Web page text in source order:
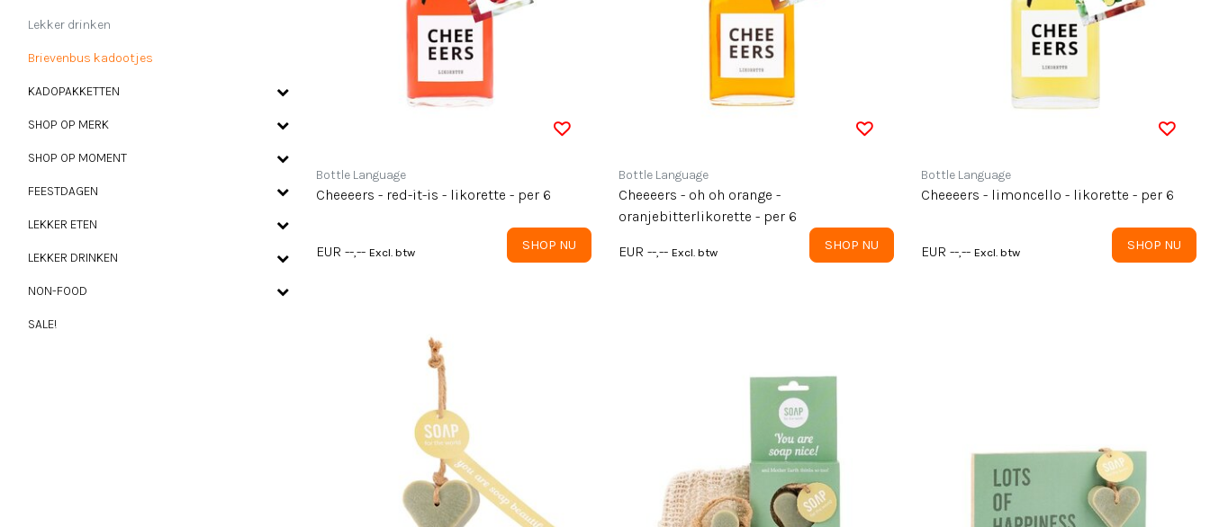
Lekker drinken
Brievenbus kadootjes
KADOPAKKETTEN
SHOP OP MERK
SHOP OP MOMENT
FEESTDAGEN
LEKKER ETEN
LEKKER DRINKEN
NON-FOOD
SALE!
Bottle Language
Cheeeers - red-it-is - likorette - per 6
EUR --,-- Excl. btw SHOP NU
Bottle Language
Cheeeers - oh oh orange -
oranjebitterlikorette - per 6
EUR --,-- Excl. btw SHOP NU
Bottle Language
Cheeeers - limoncello - likorette - per 6
EUR --,-- Excl. btw SHOP NU